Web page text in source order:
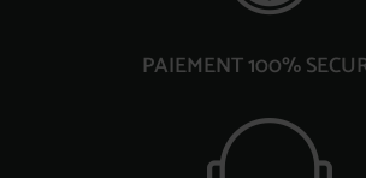
PAIEMENT 100%